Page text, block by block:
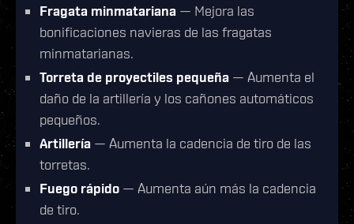
Fragata minmatariana — Mejora las
bonificaciones navieras de las fragatas
minmatarianas.
Torreta de proyectiles pequeña — Aumenta el
daño de la artillería y los cañones automáticos
pequeños.
Artillería — Aumenta la cadencia de tiro de las
torretas.
Fuego rápido — Aumenta aún más la cadencia
de tiro.